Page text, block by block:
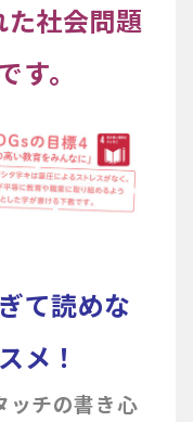
た社会問題
す。
て読めな
メ！
ッチの書き心